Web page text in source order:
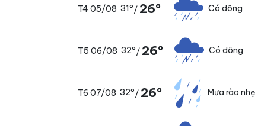
T4 05/08 31°/ 26° Có dông
T5 06/08 32°/ 26° Có dông
T6 07/08 32°/ 26° Mưa rào nhẹ